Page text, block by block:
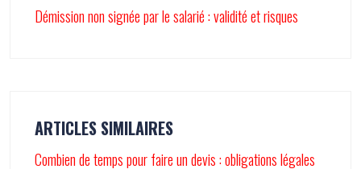
Démission non signée par le salarié : validité et risques
ARTICLES SIMILAIRES
Combien de temps pour faire un devis : obligations légales